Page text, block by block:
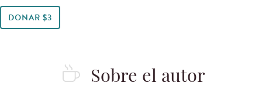
DONAR $3
Sobre el autor